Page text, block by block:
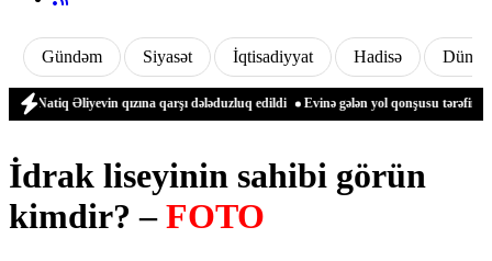
Gündəm Siyasət İqtisadiyyat Hadisə Dünya
Əliyevin qızına qarşı dələduzluq edildi Evinə gələn yol qonşusu tərəfindən zəbt
İdrak liseyinin sahibi görün
kimdir? –FOTO